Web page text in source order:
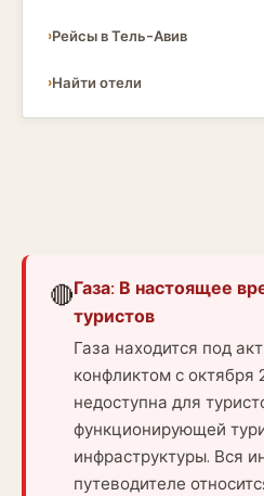
🔴Газа: В настоящее
туристов
Газа находится под
конфликтом с октября
недоступна для
функционирующей
инфраструктуры. Вся
путеводителе
Рейсы в Тель-Авив
Найти отели